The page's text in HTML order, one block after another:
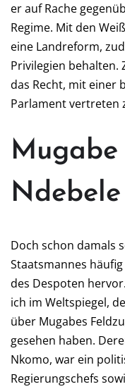
er auf Rache
Regime. Mit den
eine Landreform,
Privilegien behalten.
das Recht, mit einer
Parlament vertreten
Doch schon damals
Staatsmannes
des Despoten
ich im Weltspiegel,
über Mugabes
gesehen haben.
Nkomo, war ein
Regierungschefs